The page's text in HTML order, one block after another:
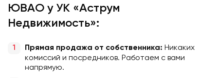
ЮВАО у УК «Аструм
Недвижимость»:
Прямая продажа от собственника: Никаких
комиссий и посредников. Работаем с вами
напрямую.